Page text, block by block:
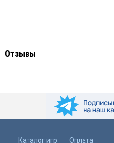
Отзывы
Каталог игр Оплата